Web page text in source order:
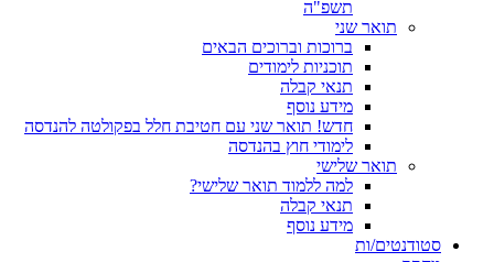
תשפ"ה
תואר שני
ברוכות וברוכים הבאים
תוכניות לימודים
תנאי קבלה
מידע נוסף
חדש! תואר שני עם חטיבת חלל בפקולטה להנדסה
לימודי חוץ בהנדסה
תואר שלישי
למה ללמוד תואר שלישי?
תנאי קבלה
מידע נוסף
סטודנטים/ות